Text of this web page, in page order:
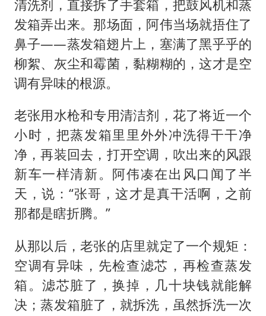
清洗剂，直接拆了手套箱，把鼓风机和蒸
发箱弄出来。那场面，阿伟当场就捂住了
鼻子——蒸发箱翅片上，塞满了黑乎乎的
柳絮、灰尘和霉菌，黏糊糊的，这才是空
调有异味的根源。
老张用水枪和专用清洁剂，花了将近一个
小时，把蒸发箱里里外外冲洗得干干净
净，再装回去，打开空调，吹出来的风跟
新车一样清新。阿伟凑在出风口闻了半
天，说：“张哥，这才是真干活啊，之前
那都是瞎折腾。”
从那以后，老张的店里就定了一个规矩：
空调有异味，先检查滤芯，再检查蒸发
箱。滤芯脏了，换掉，几十块钱就能解
决；蒸发箱脏了，就拆洗，虽然拆洗一次